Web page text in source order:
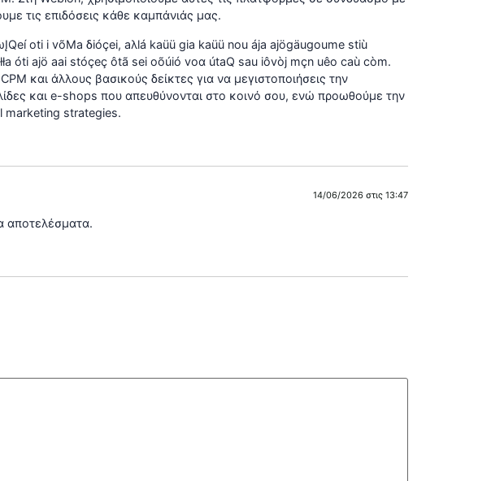
τις επιδόσεις κάθε καμπάνιάς μας.
oti i võMa δióçei, aλlá kaüü gia kaüü nou ája ajögäugoume stiù
óti ajö aai stóçeç ôtã sei oõúió voα útaQ sau iôvòj mçn uêo caù còm.
και άλλους βασικούς δείκτες για να μεγιστοποιήσεις την
και e-shops που απευθύνονται στο κοινό σου, ενώ προωθούμε την
marketing strategies.
14/06/2026 στις 13:47
αποτελέσματα.